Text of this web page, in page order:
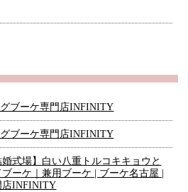
ブーケ専門店INFINITY
ブーケ専門店INFINITY
婚式場】白い八重トルコキキョウと
ーケ｜兼用ブーケ | ブーケ名古屋 |
店INFINITY